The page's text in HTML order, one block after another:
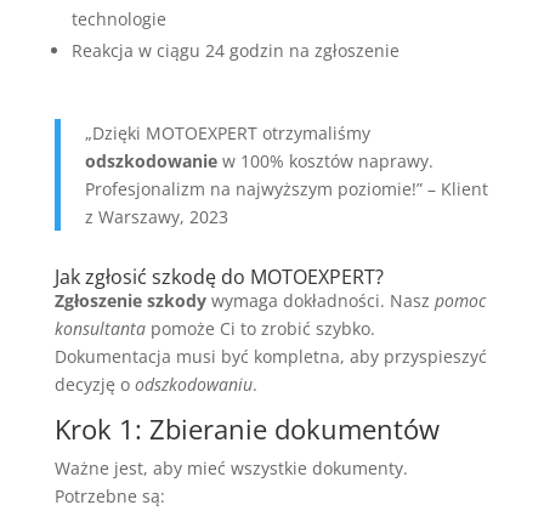
technologie
Reakcja w ciągu 24 godzin na zgłoszenie
„Dzięki MOTOEXPERT otrzymaliśmy
odszkodowaniew 100% kosztów naprawy.
Profesjonalizm na najwyższym poziomie!” – Klient
z Warszawy, 2023
Jak zgłosić szkodę do MOTOEXPERT?
Zgłoszenie szkodywymaga dokładności. Nasz pomoc
konsultantapomoże Ci to zrobić szybko.
Dokumentacja musi być kompletna, aby przyspieszyć
decyzję o odszkodowaniu.
Krok 1: Zbieranie dokumentów
Ważne jest, aby mieć wszystkie dokumenty.
Potrzebne są: